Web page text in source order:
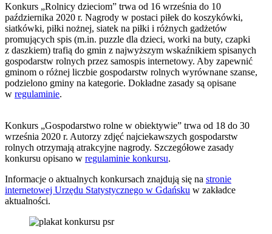
Konkurs „Rolnicy dzieciom” trwa od 16 września do 10
października 2020 r. Nagrody w postaci piłek do koszykówki,
siatkówki, piłki nożnej, siatek na piłki i różnych gadżetów
promujących spis (m.in. puzzle dla dzieci, worki na buty, czapki
z daszkiem) trafią do gmin z najwyższym wskaźnikiem spisanych
gospodarstw rolnych przez samospis internetowy. Aby zapewnić
gminom o różnej liczbie gospodarstw rolnych wyrównane szanse,
podzielono gminy na kategorie. Dokładne zasady są opisane
w regulaminie.
Konkurs „Gospodarstwo rolne w obiektywie” trwa od 18 do 30
września 2020 r. Autorzy zdjęć najciekawszych gospodarstw
rolnych otrzymają atrakcyjne nagrody. Szczegółowe zasady
konkursu opisano w regulaminie konkursu.
Informacje o aktualnych konkursach znajdują się na stronie
internetowej Urzędu Statystycznego w Gdańsku w zakładce
aktualności.